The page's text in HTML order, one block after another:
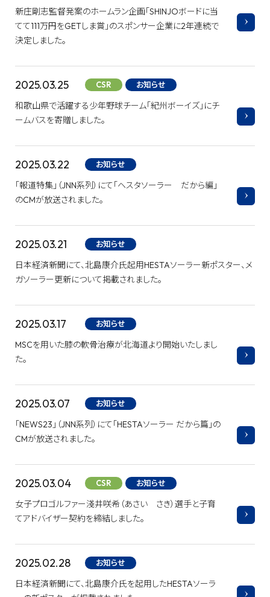
新庄剛志監督発案のホームラン企画「SHINJOボードに当
てて111万円をGETしま賞」のスポンサー企業に2年連続で
決定しました。
2025.03.25 CSR お知らせ
和歌山県で活躍する少年野球チーム「紀州ボーイズ」にチ
ームバスを寄贈しました。
2025.03.22 お知らせ
「報道特集」（JNN系列）にて「ヘスタソーラー だから編」
のCMが放送されました。
2025.03.21 お知らせ
日本経済新聞にて、北島康介氏起用HESTAソーラー新ポスター、メ
ガソーラー更新について掲載されました。
2025.03.17 お知らせ
MSCを用いた膝の軟骨治療が北海道より開始いたしまし
た。
2025.03.07 お知らせ
「NEWS23」（JNN系列）にて「HESTAソーラー だから篇」の
CMが放送されました。
2025.03.04 CSR お知らせ
女子プロゴルファー淺井咲希（あさい さき）選手と子育
てアドバイザー契約を締結しました。
2025.02.28 お知らせ
日本経済新聞にて、北島康介氏を起用したHESTAソーラ